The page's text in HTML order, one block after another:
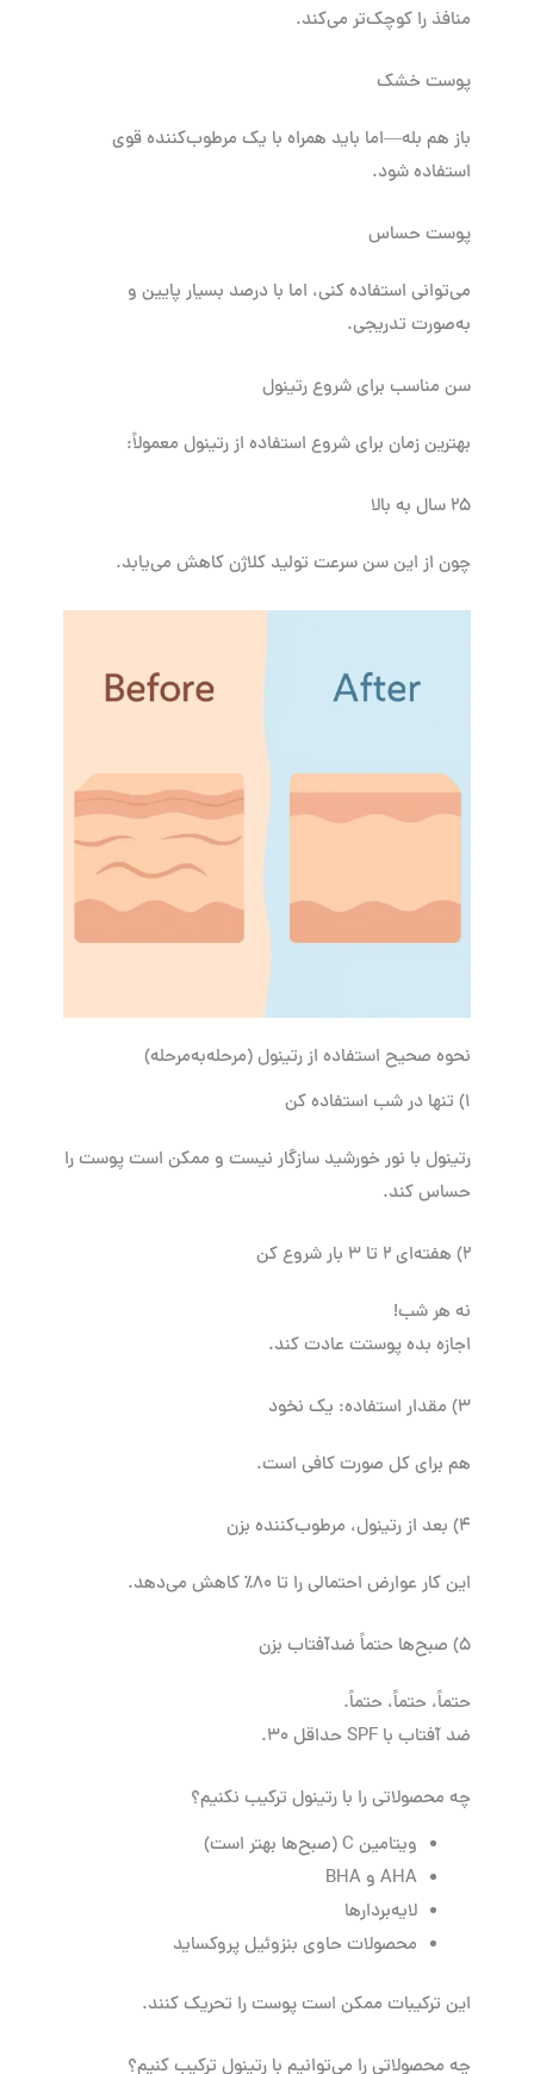
منافذ را کوچک‌تر می‌کند.
پوست خشک
باز هم بله—اما باید همراه با یک مرطوب‌کننده قوی
استفاده شود.
پوست حساس
می‌توانی استفاده کنی، اما با درصد بسیار پایین و
به‌صورت تدریجی.
سن مناسب برای شروع رتینول
بهترین زمان برای شروع استفاده از رتینول معمولاً:
۲۵ سال به بالا
چون از این سن سرعت تولید کلاژن کاهش می‌یابد.
نحوه صحیح استفاده از رتینول (مرحله‌به‌مرحله)
۱) تنها در شب استفاده کن
رتینول با نور خورشید سازگار نیست و ممکن است پوست را
حساس کند.
۲) هفته‌ای ۲ تا ۳ بار شروع کن
نه هر شب!
اجازه بده پوستت عادت کند.
۳) مقدار استفاده: یک نخود
هم برای کل صورت کافی است.
۴) بعد از رتینول، مرطوب‌کننده بزن
این کار عوارض احتمالی را تا ۸۰٪ کاهش می‌دهد.
۵) صبح‌ها حتماً ضدآفتاب بزن
حتماً، حتماً، حتماً.
ضد آفتاب با SPF حداقل ۳۰.
چه محصولاتی را با رتینول ترکیب نکنیم؟
ویتامین C (صبح‌ها بهتر است)
AHA و BHA
لایه‌بردارها
محصولات حاوی بنزوئیل پروکساید
این ترکیبات ممکن است پوست را تحریک کنند.
چه محصولاتی را می‌توانیم با رتینول ترکیب کنیم؟